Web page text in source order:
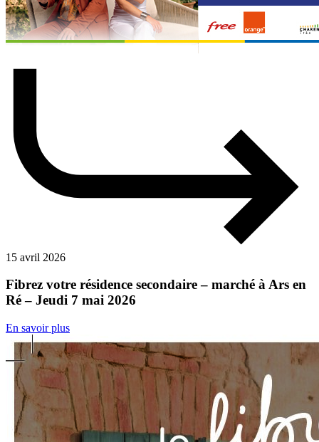
15 avril 2026
Fibrez votre résidence secondaire – marché à Ars en
Ré – Jeudi 7 mai 2026
En savoir plus